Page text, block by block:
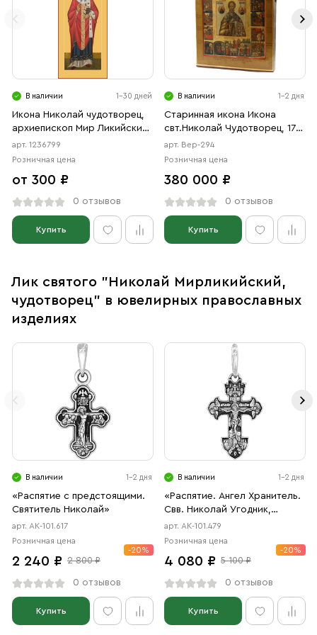
В наличии 1-30 дней
Икона Николай чудотворец,
архиепископ Мир Ликийских,
святитель (АРТ.06799)
арт. 1236799
Розничная цена
от 300 ₽
0 отзывов
Купить
В наличии 1-2 дня
Старинная икона Икона
свт.Николай Чудотворец, 17
век
арт. Вер-294
Розничная цена
380 000 ₽
0 отзывов
Купить
Лик святого "Николай Мирликийский,
чудотворец" в ювелирных православных
изделиях
В наличии 1-2 дня
«Распятие с предстоящими.
Святитель Николай»
арт. АК-101.617
Розничная цена
2 240 ₽ 2 800 ₽
-20%
0 отзывов
Купить
В наличии 1-2 дня
«Распятие. Ангел Хранитель.
Свв. Николай Угодник,
Александр Невский, Дмитрий
Донской»
арт. АК-101.479
Розничная цена
4 080 ₽ 5 100 ₽
-20%
0 отзывов
Купить